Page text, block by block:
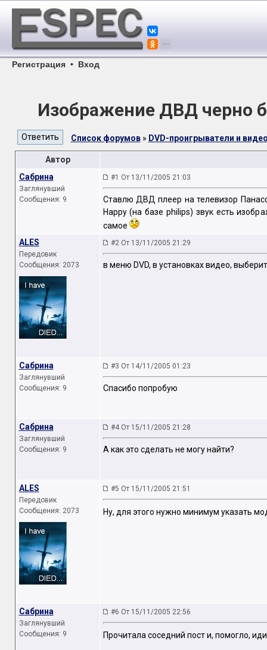
Регистрация • Вход
Изображение ДВД черно
Список форумов» DVD-проигрыватели и
Автор
Сабрина
Заглянувший
Сообщения: 9
#1 От 13/11/2005 21:03
Ставлю ДВД плеер на телевизор
Happy (на базе philips) звук есть
самое
ALES
Передовик
Сообщения: 2073
#2 От 13/11/2005 21:29
в меню DVD, в установках видео,
Сабрина
Заглянувший
Сообщения: 9
#3 От 14/11/2005 01:23
Спасибо попробую
Сабрина
Заглянувший
Сообщения: 9
#4 От 15/11/2005 21:28
А как это сделать не могу найти?
ALES
Передовик
Сообщения: 2073
#5 От 15/11/2005 21:51
Ну, для этого нужно минимум указать
Сабрина
Заглянувший
Сообщения: 9
#6 От 15/11/2005 22:56
Прочитала соседний пост и, помогло,